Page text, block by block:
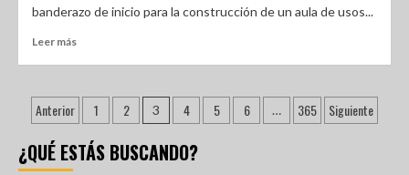
banderazo de inicio para la construcción de un aula de usos...
Leer más
Anterior 1 2 3 4 5 6 … 365 Siguiente
¿QUÉ ESTÁS BUSCANDO?